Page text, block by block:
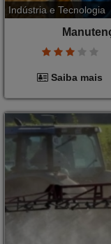
Indústria e Tecnologia
Saiba mais